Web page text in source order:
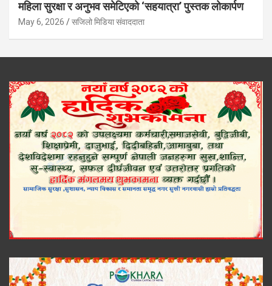
महिला सुरक्षा र अनुभव समेटिएको ‘सहयात्रा’ पुस्तक लोकार्पण
May 6, 2026 सजिलो मिडिया संवाददाता